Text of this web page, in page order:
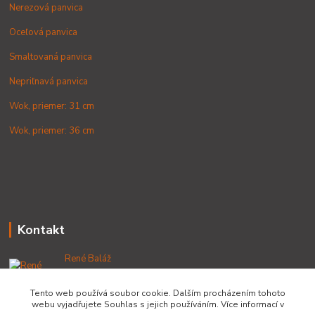
Nerezová panvica
Oceľová panvica
Smaltovaná panvica
Nepriľnavá panvica
Wok, priemer: 31 cm
Wok, priemer: 36 cm
Kontakt
René Baláž
+421 902 212 007
od 8:00 - do 16:00 hod
Tento web používá soubor cookie. Dalším procházením tohoto
webu vyjadřujete Souhlas s jejich používáním. Více informací v